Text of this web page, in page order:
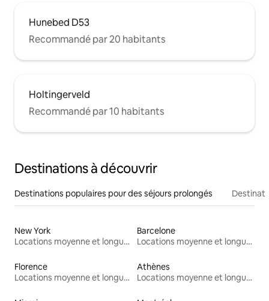
Hunebed D53
Recommandé par 20 habitants
Holtingerveld
Recommandé par 10 habitants
Destinations à découvrir
Destinations populaires pour des séjours prolongés
New York
Locations moyenne et longue durée
Barcelone
Locations moyenne et longue durée
Florence
Locations moyenne et longue durée
Athènes
Locations moyenne et longue durée